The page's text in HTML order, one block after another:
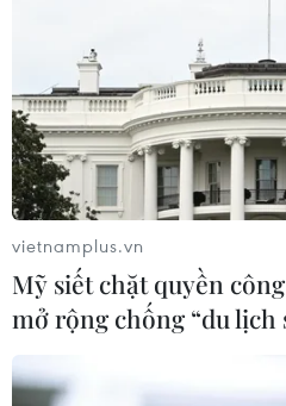
vietnamplus.vn
Mỹ siết chặt quyền
mở rộng chống “du lịch